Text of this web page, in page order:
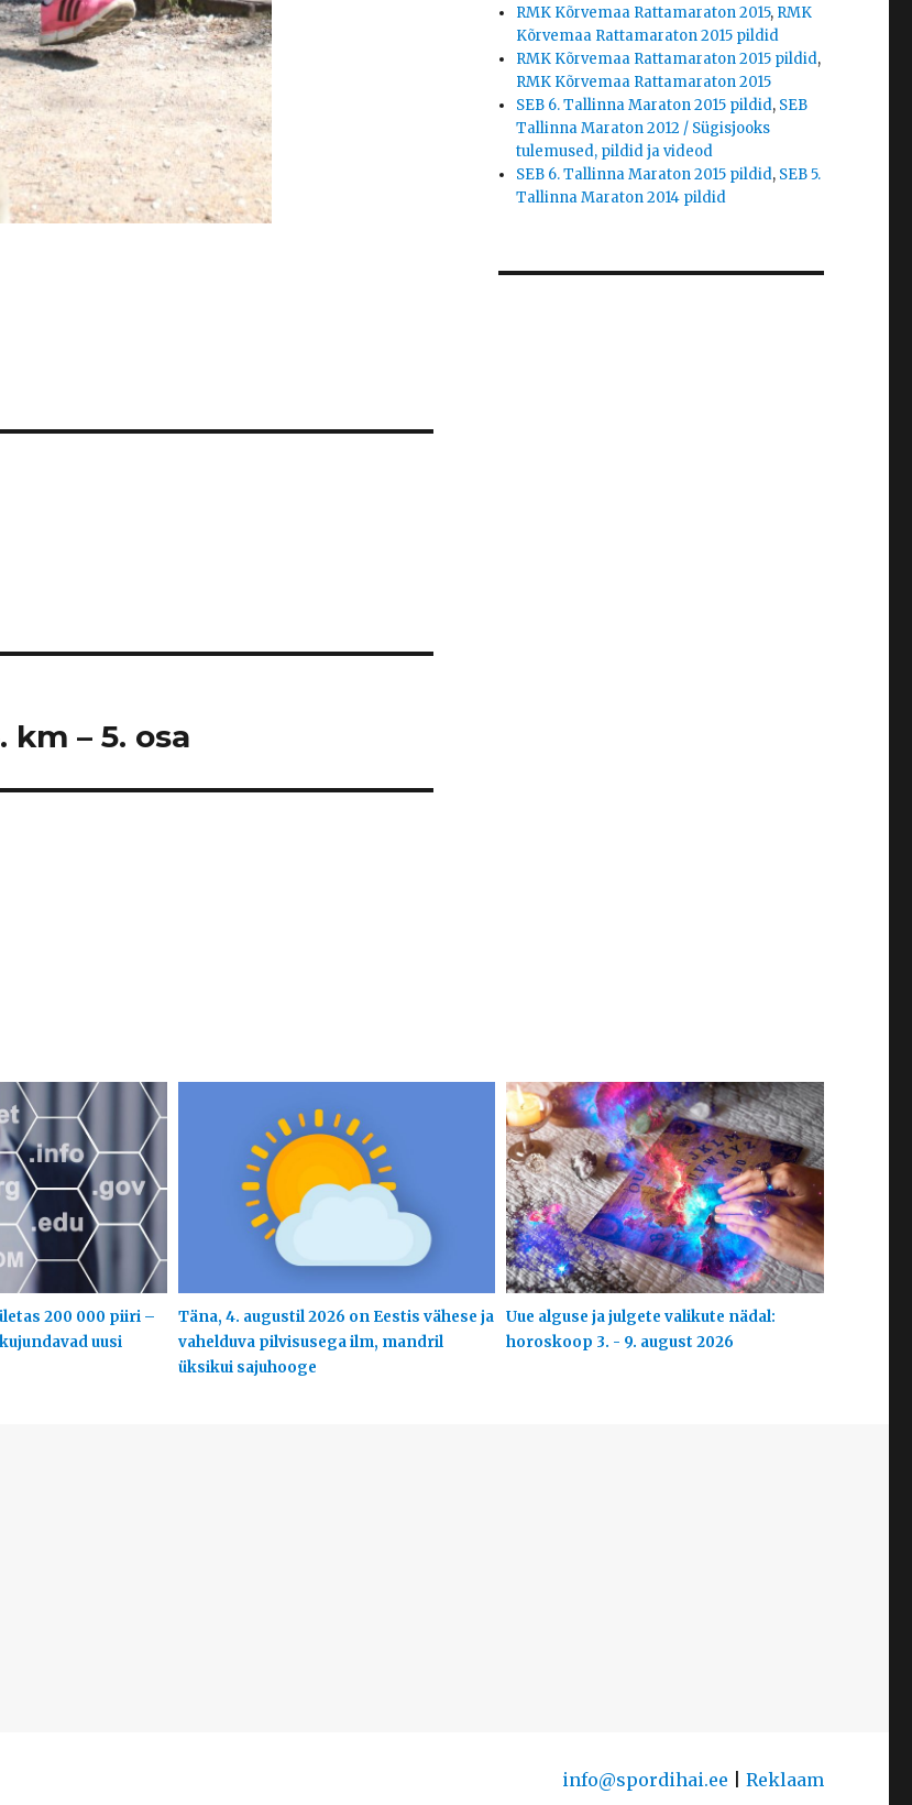
km – 5. osa
RMK Kõrvemaa Rattamaraton 2015, RMK
Kõrvemaa Rattamaraton 2015 pildid
RMK Kõrvemaa Rattamaraton 2015 pildid,
RMK Kõrvemaa Rattamaraton 2015
SEB 6. Tallinna Maraton 2015 pildid, SEB
Tallinna Maraton 2012 / Sügisjooks
tulemused, pildid ja videod
SEB 6. Tallinna Maraton 2015 pildid, SEB 5.
Tallinna Maraton 2014 pildid
200 000 piiri –
uusi
Täna, 4. augustil 2026 on Eestis vähese ja
vahelduva pilvisusega ilm, mandril
üksikui sajuhooge
Uue alguse ja julgete valikute nädal:
horoskoop 3. - 9. august 2026
info@spordihai.ee Reklaam